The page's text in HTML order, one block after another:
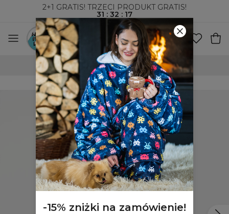
2+1 GRATIS! TRZECI PRODUKT GRATIS!
31 : 32 : 17
100-DNIOWE PRAWO ZWROTU
-15% zniżki na zamówienie!